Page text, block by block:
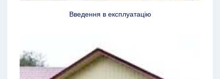
Введення в експлуатацію